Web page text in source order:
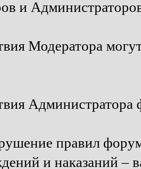
и
Модератора
правил
и наказаний –